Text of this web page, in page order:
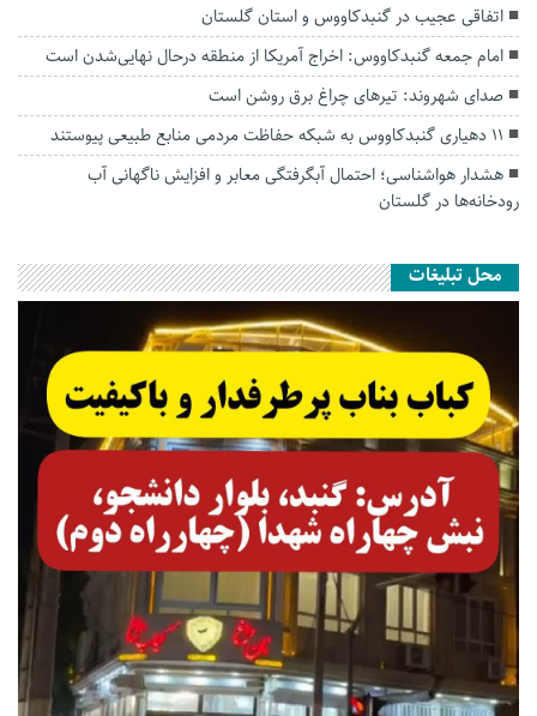
اتفاقی عجیب در‌ گنبدکاووس و استان گلستان
امام جمعه گنبدکاووس: اخراج آمریکا از منطقه درحال نهایی‌شدن است
صدای شهروند: تیرهای چراغ برق روشن است
۱۱ دهیاری گنبدکاووس به شبکه حفاظت مردمی منابع طبیعی پیوستند
هشدار هواشناسی؛ احتمال آبگرفتگی معابر و افزایش ناگهانی آب
رودخانه‌ها در گلستان
محل تبلیغات